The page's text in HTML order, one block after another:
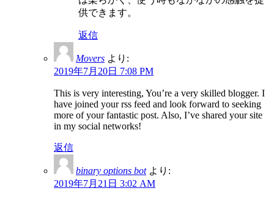
供できます。
返信
Movers より:
2019年7月20日 7:08 PM
This is very interesting, You’re a very skilled blogger. I
have joined your rss feed and look forward to seeking
more of your fantastic post. Also, I’ve shared your site
in my social networks!
返信
binary options bot より:
2019年7月21日 3:02 AM